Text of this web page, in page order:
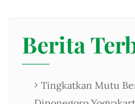
Berita
Tingkatkan Mutu